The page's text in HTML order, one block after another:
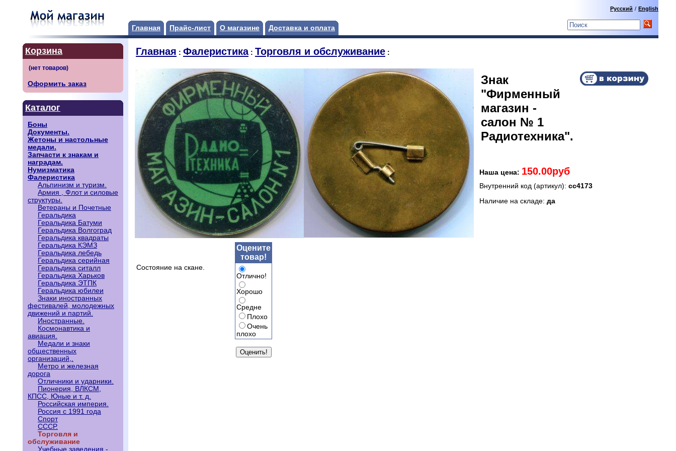
Главная Прайс-лист О магазине Доставка и оплата
Русский / English
Корзина
Оформить заказ
Каталог
Боны
Документы.
Жетоны и настольные
медали.
Запчасти к знакам и
наградам.
Нумизматика
Фалеристика
Альпинизм и туризм.
Армия , Флот и силовые
структуры.
Ветераны и Почетные
Геральдика
Геральдика Батуми
Геральдика Волгоград
Геральдика квадраты
Геральдика КЭМЗ
Геральдика лебедь
Геральдика серийная
Геральдика ситалл
Геральдика Харьков
Геральдика ЭТПК
Геральдика юбилеи
Знаки иностранных
фестивалей, молодежных
движений и партий.
Иностранные.
Космонавтика и
авиация.
Медали и знаки
общественных
организаций,.
Метро и железная
дорога
Отличники и ударники.
Пионерия, ВЛКСМ,
КПСС, Юные и т. д.
Российская империя.
Россия с 1991 года
Спорт
СССР.
Торговля и
обслуживание
Учебные заведения -
Главная : Фалеристика: Торговля и обслуживание :
Знак
"Фирменный
магазин -
салон № 1
Радиотехника".
Наша цена: 150.00руб
Внутренний код (артикул): сс4173
Наличие на складе: да
Состояние на скане.
Оцените
товар!
Отлично!
Хорошо
Средне
Плохо
Очень
плохо